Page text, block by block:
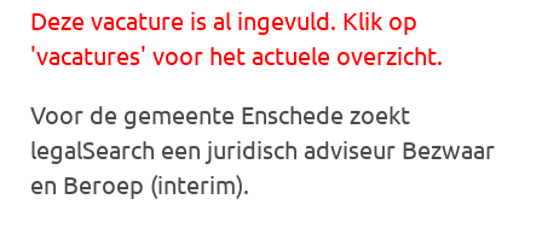
Deze vacature is al ingevuld. Klik op
'vacatures' voor het actuele overzicht.
Voor de gemeente Enschede zoekt
legalSearch een juridisch adviseur Bezwaar
en Beroep (interim).